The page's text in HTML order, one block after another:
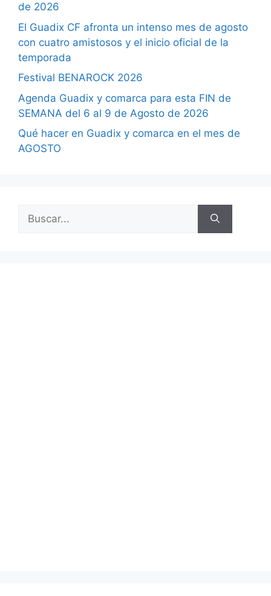
de 2026
El Guadix CF afronta un intenso mes de agosto
con cuatro amistosos y el inicio oficial de la
temporada
Festival BENAROCK 2026
Agenda Guadix y comarca para esta FIN de
SEMANA del 6 al 9 de Agosto de 2026
Qué hacer en Guadix y comarca en el mes de
AGOSTO
Buscar: